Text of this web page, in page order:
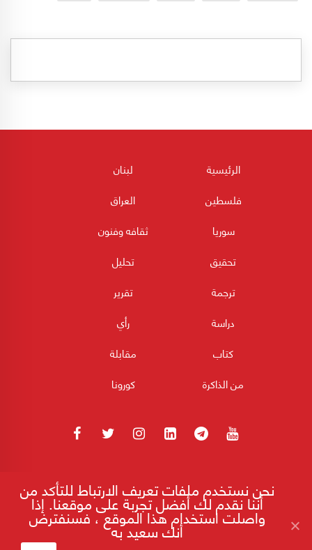
الرئيسية
لبنان
فلسطين
العراق
سوريا
ثقافه وفنون
تحقيق
تحليل
ترجمة
تقرير
دراسة
رأي
كتاب
مقابلة
من الذاكرة
كورونا
إقرأ على موقع 180
هيكل، أوباما، "الهضبة الإيرانية" والبيت
نحن نستخدم ملفات تعريف الارتباط للتأكد من
أننا نقدم لك أفضل تجربة على موقعنا. إذا
واصلت استخدام هذا الموقع ، فسنفترض
أنك سعيد به